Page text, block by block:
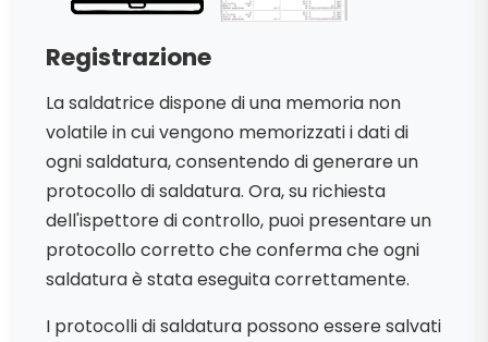
Registrazione
La saldatrice dispone di una memoria non
volatile in cui vengono memorizzati i dati di
ogni saldatura, consentendo di generare un
protocollo di saldatura. Ora, su richiesta
dell'ispettore di controllo, puoi presentare un
protocollo corretto che conferma che ogni
saldatura è stata eseguita correttamente.
I protocolli di saldatura possono essere salvati